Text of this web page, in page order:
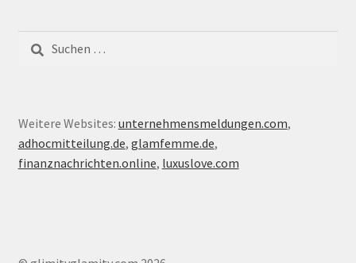
nach:
Weitere Websites: unternehmensmeldungen.com,
adhocmitteilung.de, glamfemme.de,
finanznachrichten.online, luxuslove.com